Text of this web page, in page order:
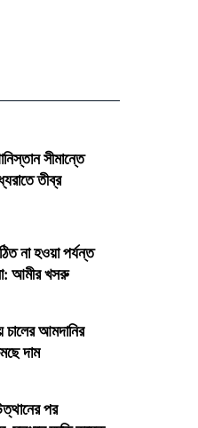
সীমান্তে
তীব্র
না হওয়া পর্যন্ত
আমীর খসরু
চালের আমদানির
দাম
পর